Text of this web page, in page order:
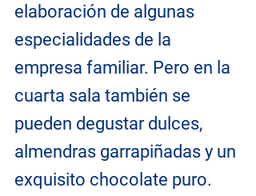
elaboración de algunas
especialidades de la
empresa familiar. Pero en la
cuarta sala también se
pueden degustar dulces,
almendras garrapiñadas y un
exquisito chocolate puro.